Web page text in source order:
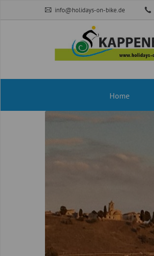
info@holidays-on-bike.de
Home